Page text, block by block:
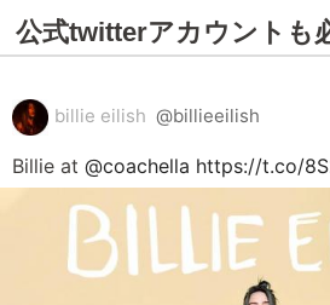
公式twitterアカウントも
billie eilish @billieeilish
Billie at @coachella https://t.co/